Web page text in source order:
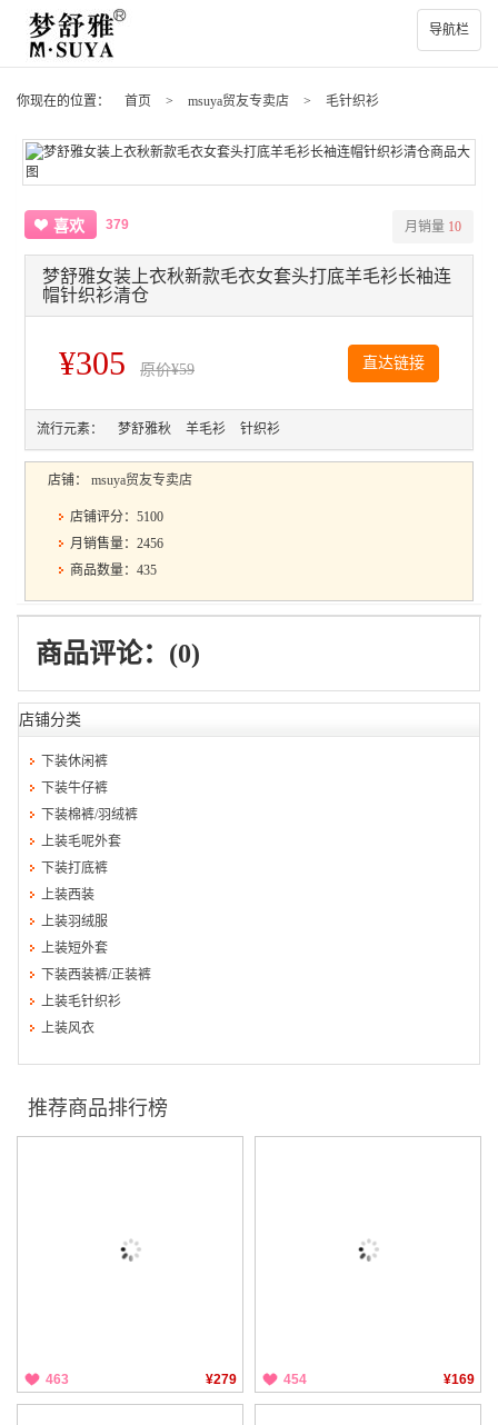
导航栏
你现在的位置： 首页 > msuya贸友专卖店 > 毛针织衫
喜欢 379 月销量 10
梦舒雅女装上衣秋新款毛衣女套头打底羊毛衫长袖连
帽针织衫清仓
¥305 原价¥59 直达链接
流行元素： 梦舒雅秋 羊毛衫 针织衫
店铺： msuya贸友专卖店
店铺评分：5100
月销售量：2456
商品数量：435
商品评论：(0)
店铺分类
下装休闲裤
下装牛仔裤
下装棉裤/羽绒裤
上装毛呢外套
下装打底裤
上装西装
上装羽绒服
上装短外套
下装西装裤/正装裤
上装毛针织衫
上装风衣
推荐商品排行榜
463 ¥279 454 ¥169